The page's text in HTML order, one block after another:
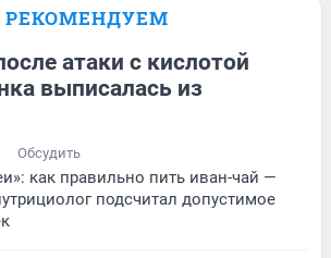
РЕКОМЕНДУЕМ
атаки с кислотой
выписалась из
Обсудить
как правильно пить иван-чай —
подсчитал допустимое